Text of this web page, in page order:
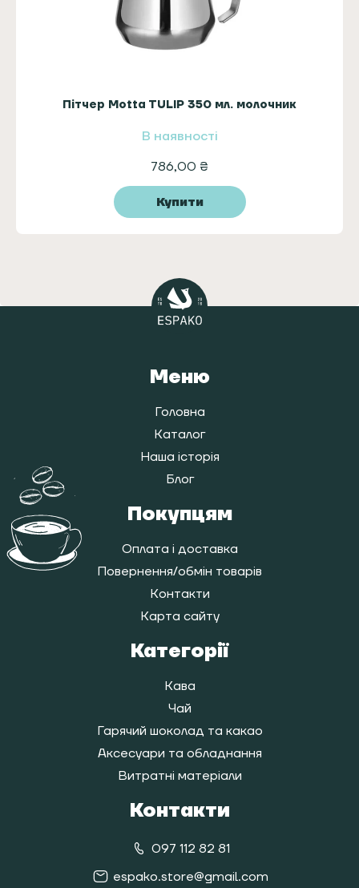
Пітчер Motta TULIP 350 мл. молочник
В наявності
786,00 ₴
Купити
Меню
Головна
Каталог
Наша історія
Блог
Покупцям
Оплата і доставка
Повернення/обмін товарів
Контакти
Карта сайту
Категорії
Кава
Чай
Гарячий шоколад та какао
Аксесуари та обладнання
Витратні матеріали
Контакти
097 112 82 81
espako.store@gmail.com